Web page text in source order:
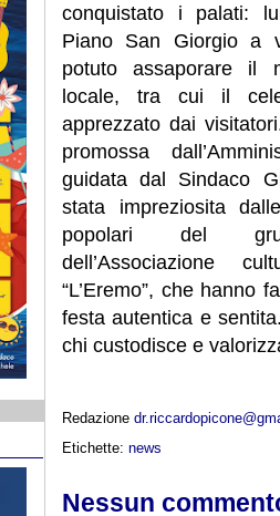
conquistato i palati:
Piano San Giorgio a
potuto assaporare il
locale, tra cui il
apprezzato dai
promossa
guidata dal Sindaco
stata impreziosita
popolari del
dell’Associazione
“L’Eremo”, che hanno
festa autentica e
chi custodisce e
Redazione
Etichette: news
Nessun